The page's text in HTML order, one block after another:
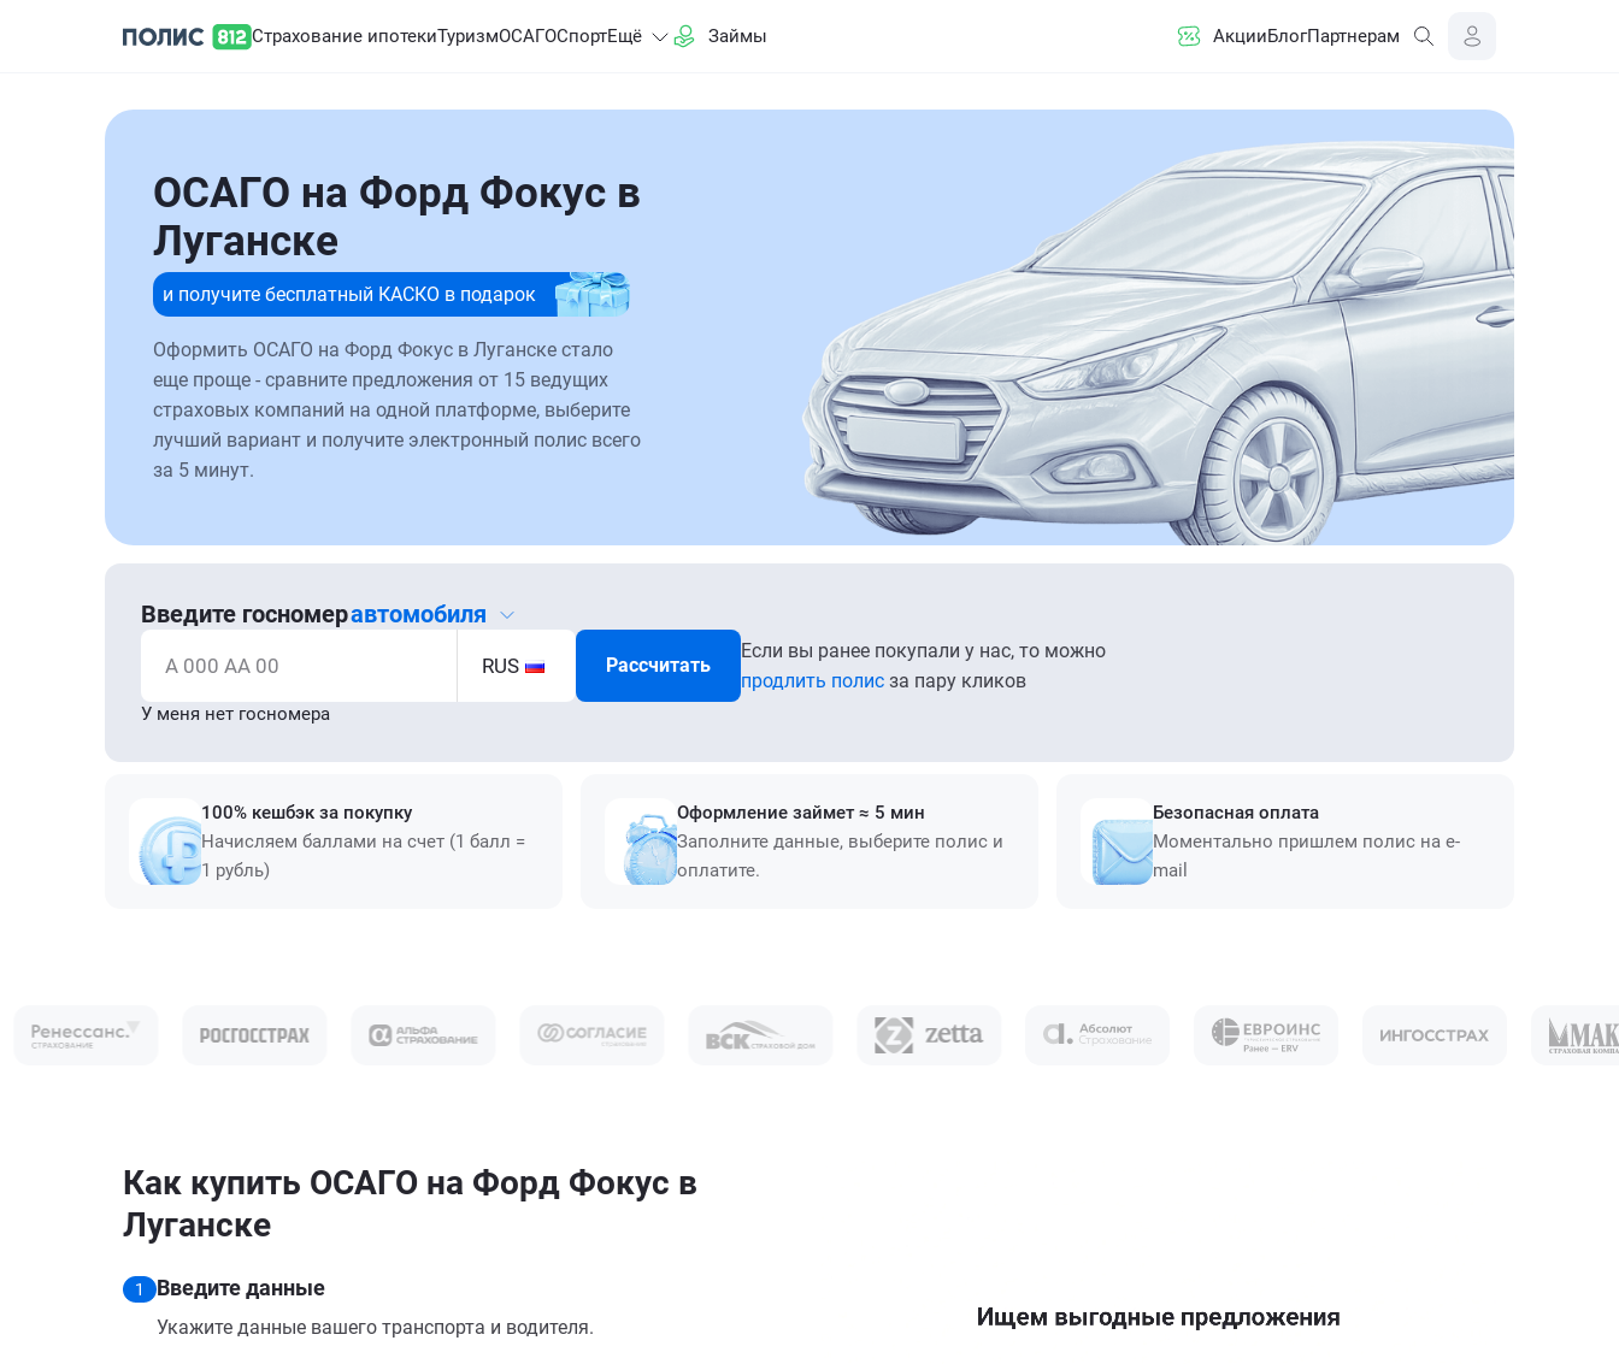
Страхование ипотекиТуризмОСАГОСпортЕщё Займы АкцииБлогПартнерам
ОСАГО на Форд Фокус в
Луганске
и получите бесплатный КАСКО в подарок
Оформить ОСАГО на Форд Фокус в Луганске стало
еще проще - сравните предложения от 15 ведущих
страховых компаний на одной платформе, выберите
лучший вариант и получите электронный полис всего
за 5 минут.
Введите госномеравтомобиля
А 000 АА 00 RUS Рассчитать
Если вы ранее покупали у нас, то можно
продлить полис за пару кликов
У меня нет госномера
100% кешбэк за покупку
Начисляем баллами на счет (1 балл =
1 рубль)
Оформление займет ≈ 5 мин
Заполните данные, выберите полис и
оплатите.
Безопасная оплата
Моментально пришлем полис на e-
mail
Как купить ОСАГО на Форд Фокус в
Луганске
1 Введите данные
Укажите данные вашего транспорта и водителя.